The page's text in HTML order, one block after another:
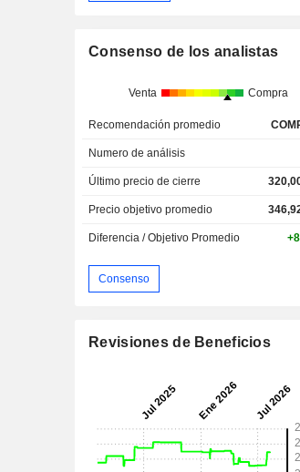
Consenso de los analistas
Venta Compra
Recomendación promedio
Numero de análisis
Último precio de cierre
Precio objetivo promedio
Diferencia / Objetivo Promedio
Consenso
Revisiones de Beneficios